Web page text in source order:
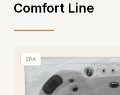
Comfort Line
SPA